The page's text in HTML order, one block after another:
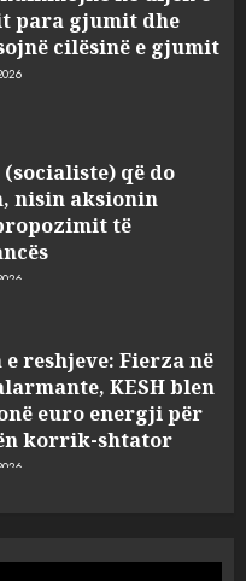
para gjumit dhe
cilësinë e gjumit
që do
nisin aksionin
të
e reshjeve: Fierza në
KESH blen
euro energji për
korrik-shtator
Si po e